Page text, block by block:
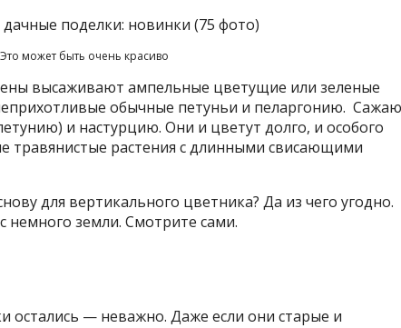
Это может быть очень красиво
высаживают ампельные цветущие или зеленые
обычные петуньи и пеларгонию.
и настурцию. Они и цветут долго, и особого
травянистые растения с длинными свисающими
для вертикального цветника? Да из чего угодно.
немного земли. Смотрите сами.
остались — неважно. Даже если они старые и